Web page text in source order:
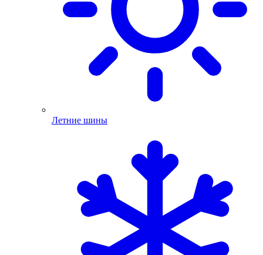
Летние шины